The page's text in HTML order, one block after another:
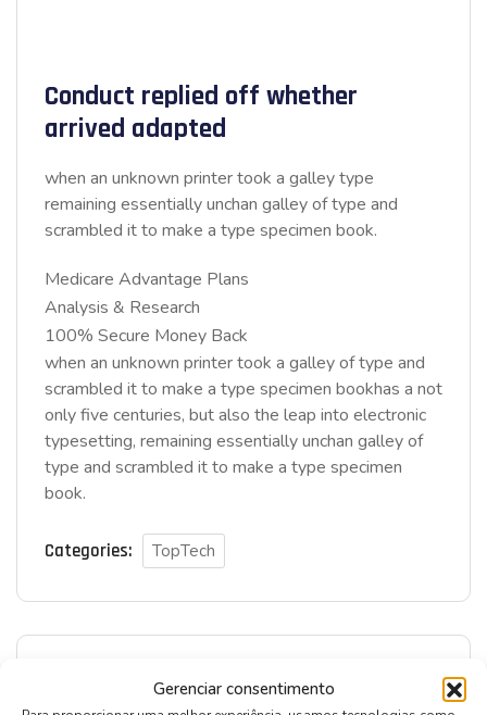
Gerenciar consentimento
Conduct replied off whether
arrived adapted
when an unknown printer took a galley type
remaining essentially unchan galley of type and
scrambled it to make a type specimen book.
Medicare Advantage Plans
Analysis & Research
100% Secure Money Back
when an unknown printer took a galley of type and
scrambled it to make a type specimen bookhas a not
only five centuries, but also the leap into electronic
typesetting, remaining essentially unchan galley of
type and scrambled it to make a type specimen
book.
Categories: TopTech
Leave Comment